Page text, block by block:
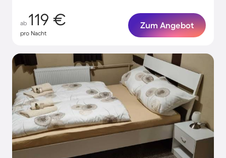
ab 119 €
pro Nacht
Zum Angebot